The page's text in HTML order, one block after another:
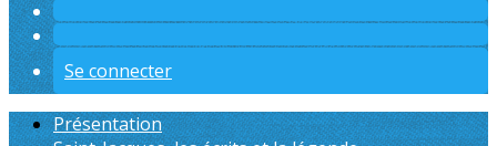
Se connecter
Présentation